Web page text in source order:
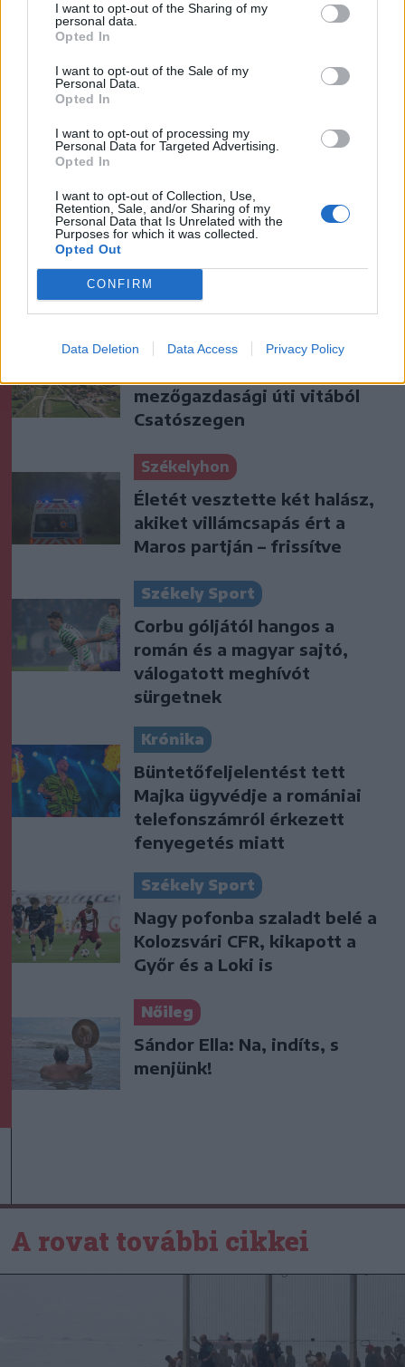
I want to opt-out of the Sharing of my
personal data.
Opted In
I want to opt-out of the Sale of my
Personal Data.
Opted In
I want to opt-out of processing my
Personal Data for Targeted Advertising.
Opted In
I want to opt-out of Collection, Use,
Retention, Sale, and/or Sharing of my
Personal Data that Is Unrelated with the
Purposes for which it was collected.
Opted Out
CONFIRM
Data Deletion Data Access Privacy Policy
szóljon hozzá!
Ezek is érdekelhetik
Székelyhon
mezőgazdasági úti vitából
Csatószegen
Székelyhon
Életét vesztette két halász,
akiket villámcsapás ért a
Maros partján – frissítve
Székely Sport
Corbu góljától hangos a
román és a magyar sajtó,
válogatott meghívót
sürgetnek
Krónika
Büntetőfeljelentést tett
Majka ügyvédje a romániai
telefonszámról érkezett
fenyegetés miatt
Székely Sport
Nagy pofonba szaladt belé a
Kolozsvári CFR, kikapott a
Győr és a Loki is
Nőileg
Sándor Ella: Na, indíts, s
menjünk!
A rovat további cikkei